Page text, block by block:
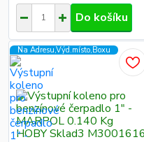
Do košíku
Na Adresu,Výd.místo,Boxu